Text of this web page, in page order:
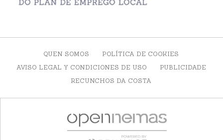
QUEN SOMOS
POLÍTICA DE COOKIES
AVISO LEGAL Y CONDICIONES DE USO
PUBLICIDADE
RECUNCHOS DA COSTA